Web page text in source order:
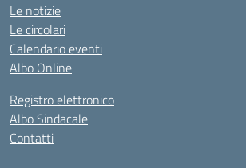
Le notizie
Le circolari
Calendario eventi
Albo Online
Registro elettronico
Albo Sindacale
Contatti